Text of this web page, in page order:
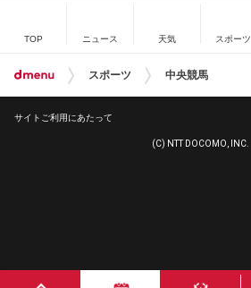
TOP ニュース 天気 スポーツ
スポーツ 中央競馬
サイトご利用にあたって
(C) NTT DOCOMO, INC.